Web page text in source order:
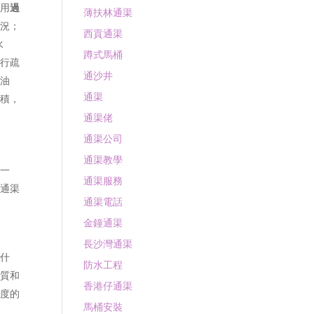
過
；
疏
，
渠
和
的
薄扶林通渠
西貢通渠
蹲式馬桶
通沙井
通渠
通渠佬
通渠公司
通渠教學
通渠服務
通渠電話
金鐘通渠
長沙灣通渠
防水工程
香港仔通渠
馬桶安裝